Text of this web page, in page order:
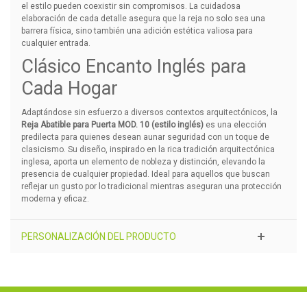
el estilo pueden coexistir sin compromisos. La cuidadosa
elaboración de cada detalle asegura que la reja no solo sea una
barrera física, sino también una adición estética valiosa para
cualquier entrada.
Clásico Encanto Inglés para
Cada Hogar
Adaptándose sin esfuerzo a diversos contextos arquitectónicos, la
Reja Abatible para Puerta MOD. 10 (estilo inglés)es una elección
predilecta para quienes desean aunar seguridad con un toque de
clasicismo. Su diseño, inspirado en la rica tradición arquitectónica
inglesa, aporta un elemento de nobleza y distinción, elevando la
presencia de cualquier propiedad. Ideal para aquellos que buscan
reflejar un gusto por lo tradicional mientras aseguran una protección
moderna y eficaz.
PERSONALIZACIÓN DEL PRODUCTO